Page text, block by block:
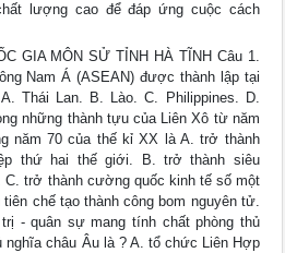
lượng cao để đáp ứng cuộc cách
GIA MÔN SỬ TỈNH HÀ TĨNH Câu 1.
Nam Á (ASEAN) được thành lập tại
Thái Lan. B. Lào. C. Philippines. D.
những thành tựu của Liên Xô từ năm
năm 70 của thế kỉ XX là A. trở thành
thứ hai thế giới. B. trở thành siêu
trở thành cường quốc kinh tế số một
chế tạo thành công bom nguyên tử.
- quân sự mang tính chất phòng thủ
châu Âu là ? A. tổ chức Liên Hợp